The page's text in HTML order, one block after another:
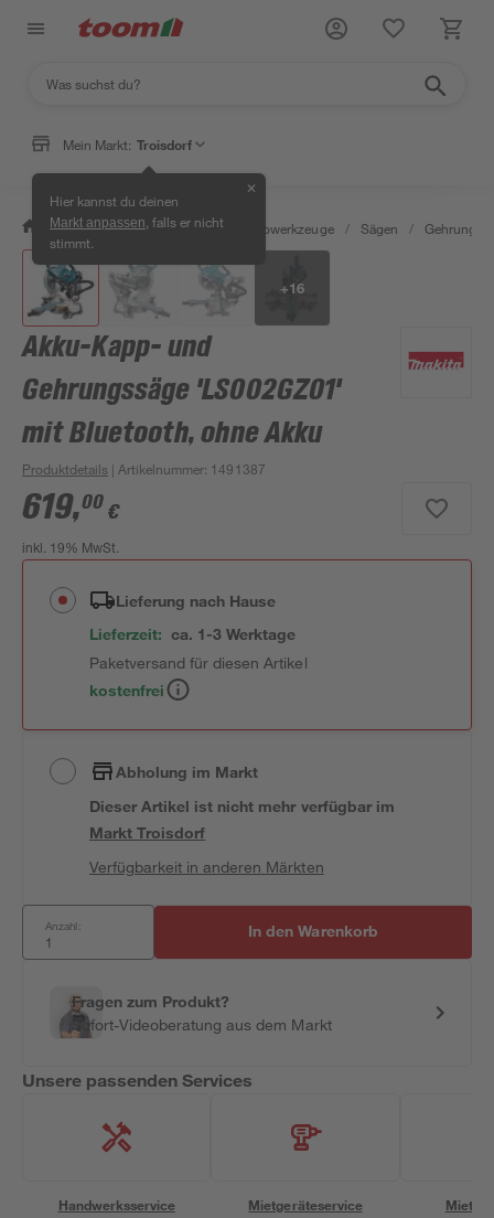
Mein Markt: Troisdorf
Hier kannst du deinen
Markt anpassen , falls er nicht
stimmt.
✕
/ Werkstatt & Maschinen / Elektrowerkzeuge / Sägen /
+16
Akku-Kapp- und
Gehrungssäge 'LS002GZ01'
mit Bluetooth, ohne Akku
Produktdetails | Artikelnummer: 1491387
619,00 €
inkl. 19% MwSt.
Lieferung nach Hause
Lieferzeit: ca. 1-3 Werktage
Paketversand für diesen Artikel
kostenfrei
Abholung im Markt
Dieser Artikel ist nicht mehr verfügbar im
MarktTroisdorf
Verfügbarkeit in anderen Märkten
Anzahl: In den Warenkorb
Fragen zum Produkt?
Sofort-Videoberatung aus dem Markt
Unsere passenden Services
Handwerksservice Mietgeräteservice